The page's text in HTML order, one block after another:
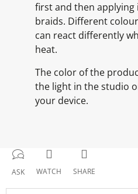
first and then
braids. Different
can react differently
heat.
The color of the
the light in the studio
your device.
ASK WATCH SHARE